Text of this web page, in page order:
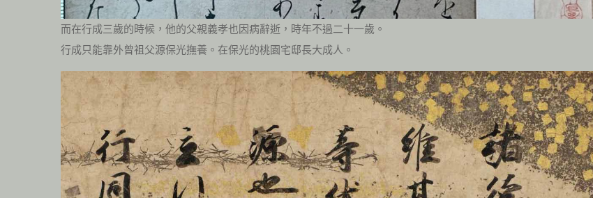
而在行成三歲的時候，他的父親義孝也因病辭逝，時年不過二十一歲。
行成只能靠外曾祖父源保光撫養。在保光的桃園宅邸長大成人。